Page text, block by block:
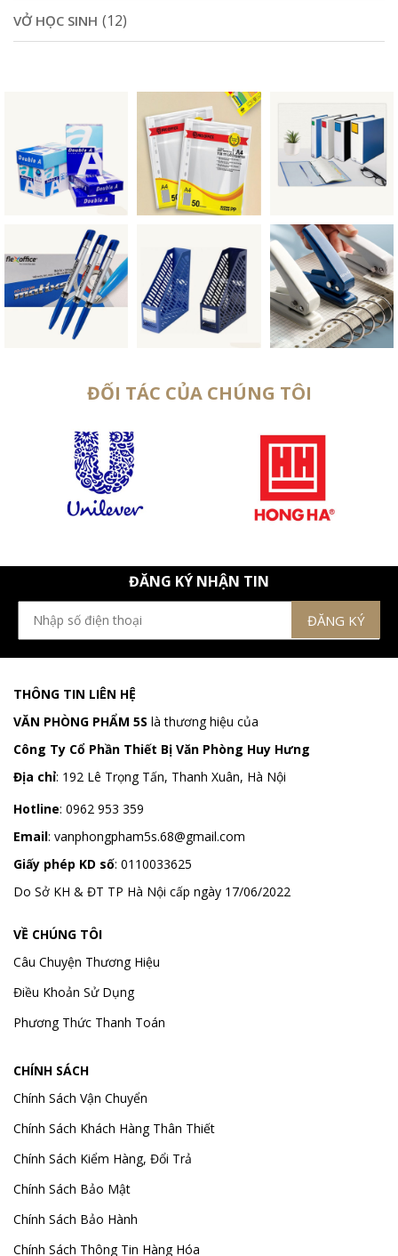
VỞ HỌC SINH (12)
ĐỐI TÁC CỦA CHÚNG TÔI
ĐĂNG KÝ NHẬN TIN
THÔNG TIN LIÊN HỆ
VĂN PHÒNG PHẨM 5S là thương hiệu của
Công Ty Cổ Phần Thiết Bị Văn Phòng Huy Hưng
Địa chỉ: 192 Lê Trọng Tấn, Thanh Xuân, Hà Nội
Hotline: 0962 953 359
Email: vanphongpham5s.68@gmail.com
Giấy phép KD số: 0110033625
Do Sở KH & ĐT TP Hà Nội cấp ngày 17/06/2022
VỀ CHÚNG TÔI
Câu Chuyện Thương Hiệu
Điều Khoản Sử Dụng
Phương Thức Thanh Toán
CHÍNH SÁCH
Chính Sách Vận Chuyển
Chính Sách Khách Hàng Thân Thiết
Chính Sách Kiểm Hàng, Đổi Trả
Chính Sách Bảo Mật
Chính Sách Bảo Hành
Chính Sách Thông Tin Hàng Hóa